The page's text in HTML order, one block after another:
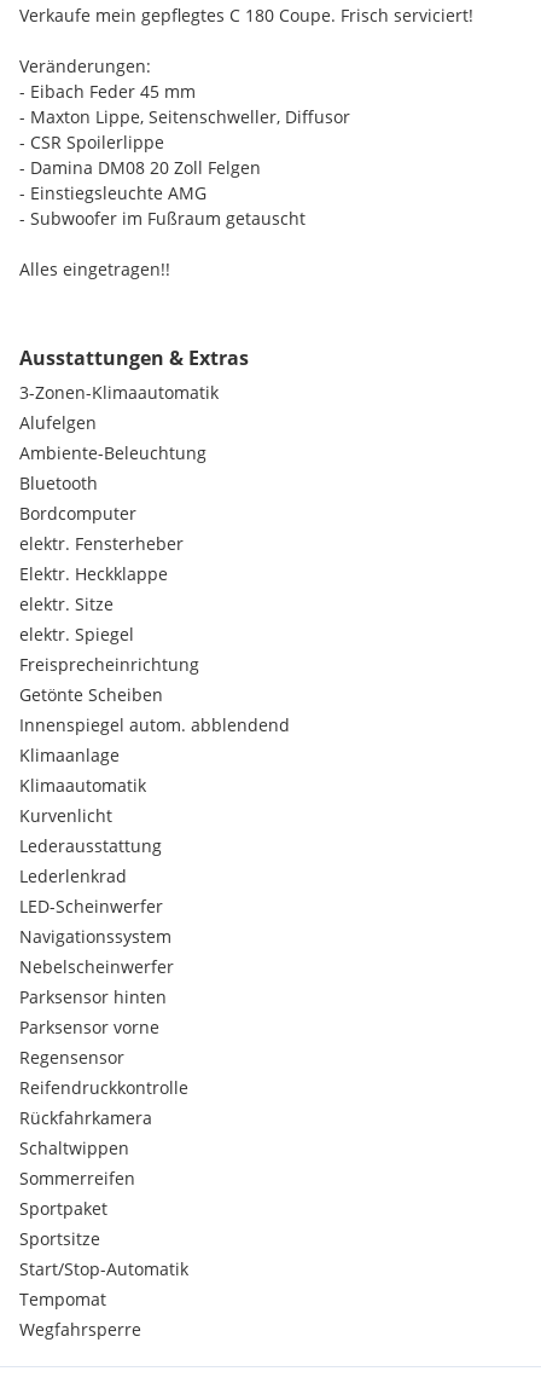
Verkaufe mein gepflegtes C 180 Coupe. Frisch serviciert!
Veränderungen:
- Eibach Feder 45 mm
- Maxton Lippe, Seitenschweller, Diffusor
- CSR Spoilerlippe
- Damina DM08 20 Zoll Felgen
- Einstiegsleuchte AMG
- Subwoofer im Fußraum getauscht
Alles eingetragen!!
(Arbeitsstrecke 100km)
8 Fach Bereifung
- Damina
- AMG 18 Zoll Felge
Bei Interesse melden
Ausstattungen & Extras
3-Zonen-Klimaautomatik
Alufelgen
Ambiente-Beleuchtung
Bluetooth
Bordcomputer
elektr. Fensterheber
Elektr. Heckklappe
elektr. Sitze
elektr. Spiegel
Freisprecheinrichtung
Getönte Scheiben
Innenspiegel autom. abblendend
Klimaanlage
Klimaautomatik
Kurvenlicht
Lederausstattung
Lederlenkrad
LED-Scheinwerfer
Navigationssystem
Nebelscheinwerfer
Parksensor hinten
Parksensor vorne
Regensensor
Reifendruckkontrolle
Rückfahrkamera
Schaltwippen
Sommerreifen
Sportpaket
Sportsitze
Start/Stop-Automatik
Tempomat
Wegfahrsperre